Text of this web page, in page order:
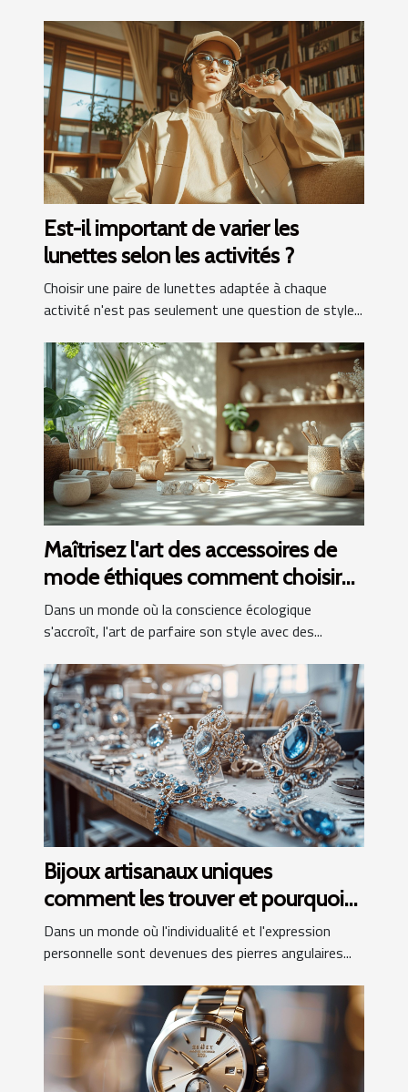
Est-il important de varier les
lunettes selon les activités ?
Choisir une paire de lunettes adaptée à chaque
activité n'est pas seulement une question de style...
Maîtrisez l'art des accessoires de
mode éthiques comment choisir
des pièces durables et tendance
Dans un monde où la conscience écologique
s'accroît, l'art de parfaire son style avec des...
Bijoux artisanaux uniques
comment les trouver et pourquoi
ils embellissent chaque tenue
Dans un monde où l'individualité et l'expression
personnelle sont devenues des pierres angulaires...